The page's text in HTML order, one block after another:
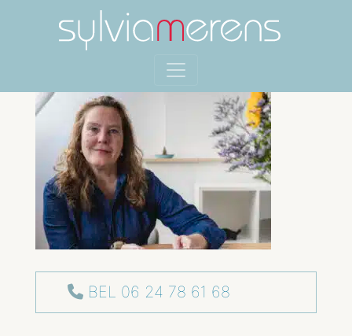
BEL 06 24 78 61 68